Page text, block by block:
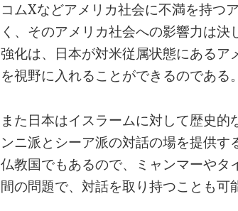
コムXなどアメリカ社会に不満を持つ
く、そのアメリカ社会への影響力は
強化は、日本が対米従属状態にあるア
を視野に入れることができるのである。
また日本はイスラームに対して歴史
ンニ派とシーア派の対話の場を提供
仏教国でもあるので、ミャンマーや
間の問題で、対話を取り持つことも可